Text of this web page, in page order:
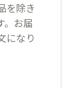
を除き
。お届
になり